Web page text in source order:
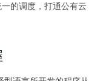
的调度，打通公有云